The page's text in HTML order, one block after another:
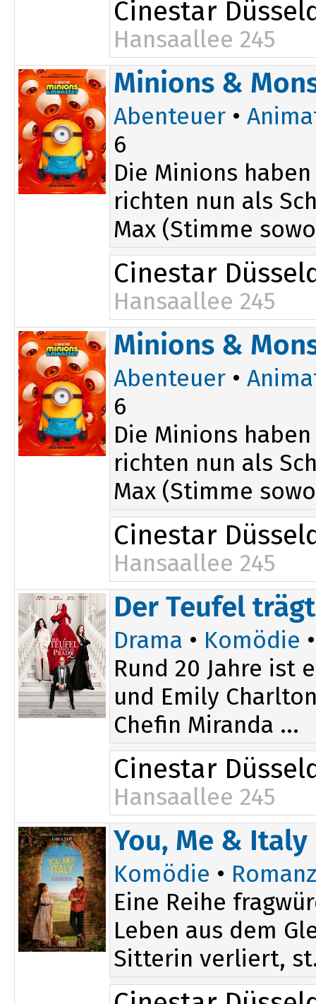
Cinestar
Hansaallee 245
11:40
13:50
16:55
Minions &
Abenteuer •
6
Die Minions
richten nun als
Max (Stimme
Cinestar
Hansaallee 245
11:35 17:10
Minions &
Abenteuer •
6
Die Minions
richten nun als
Max (Stimme
Cinestar
Hansaallee 245
14:15
Der Teufel
Drama • Komödie
Rund 20 Jahre ist
und Emily
Chefin Miranda ...
Cinestar
Hansaallee 245
20:20
You, Me & Italy
Komödie •
Eine Reihe
Leben aus dem
Sitterin verliert,